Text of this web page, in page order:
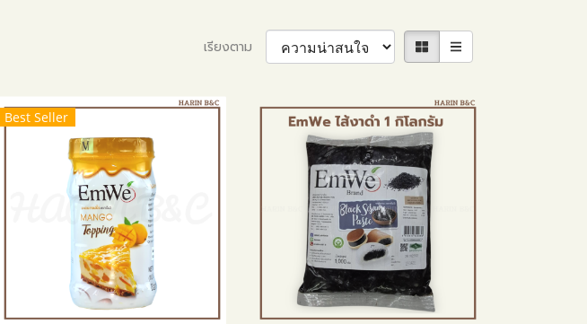
เรียงตาม
Best Seller